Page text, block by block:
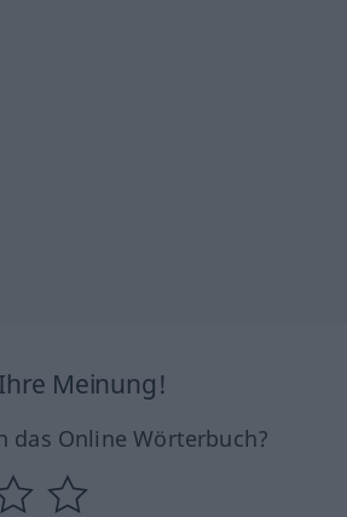
Meinung!
das Online Wörterbuch?